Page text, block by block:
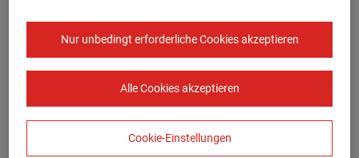
Nur unbedingt erforderliche Cookies akzeptieren
Alle Cookies akzeptieren
Cookie-Einstellungen